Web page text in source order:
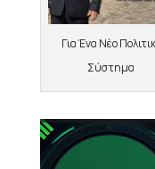
Για Ένα Νέο
Σύστημα